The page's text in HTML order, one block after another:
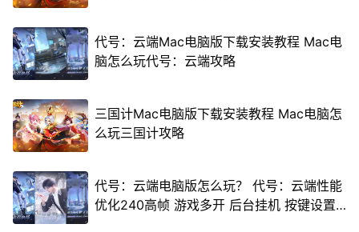
代号：云端Mac电脑版下载安装教程 Mac电
脑怎么玩代号：云端攻略
三国计Mac电脑版下载安装教程 Mac电脑怎
么玩三国计攻略
代号：云端电脑版怎么玩？ 代号：云端性能
优化240高帧 游戏多开 后台挂机 按键设置